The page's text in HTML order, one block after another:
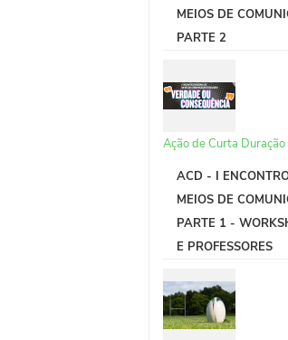
MEIOS DE
PARTE 2
Ação de Curta Duração
ACD - I
MEIOS DE
PARTE 1 -
E PROFESSORES